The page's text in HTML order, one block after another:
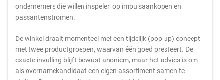
ondernemers die willen inspelen op impulsaankopen en
passantenstromen.
De winkel draait momenteel met een tijdelijk (pop-up) concept
met twee productgroepen, waarvan één goed presteert. De
exacte invulling blijft bewust anoniem, maar het advies is om
als overnamekandidaat een eigen assortiment samen te